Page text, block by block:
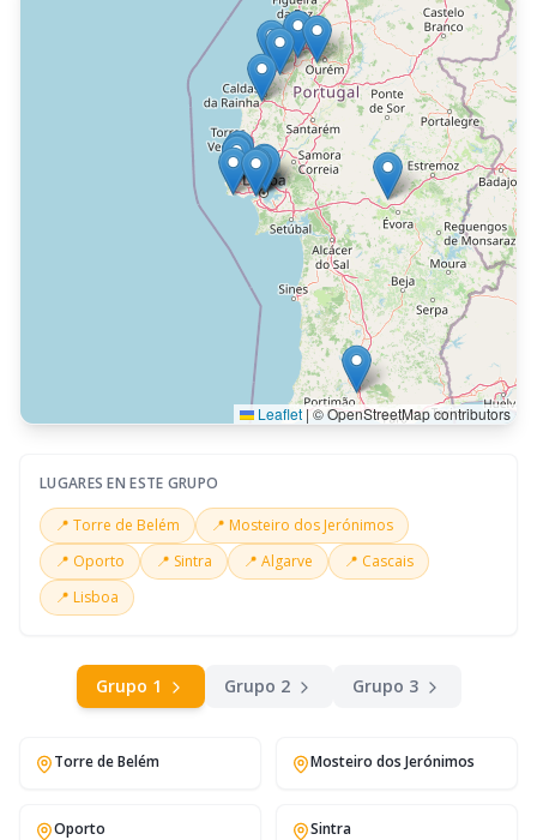
Leaflet |© OpenStreetMap contributors
LUGARES EN ESTE GRUPO
📍 Torre de Belém 📍 Mosteiro dos Jerónimos
📍 Oporto 📍 Sintra 📍 Algarve 📍 Cascais
📍 Lisboa
Grupo 1 Grupo 2 Grupo 3
Torre de Belém Mosteiro dos Jerónimos
Oporto Sintra